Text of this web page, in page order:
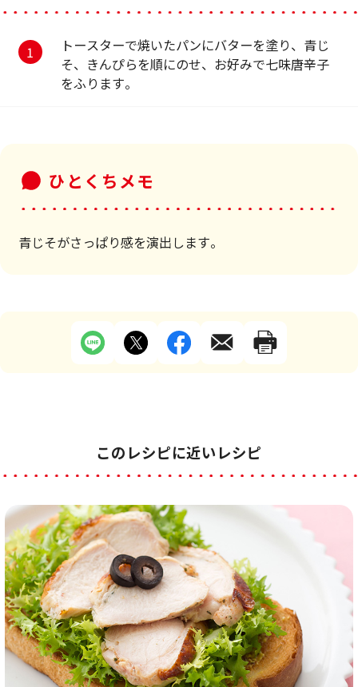
トースターで焼いたパンにバターを塗り、青じ
そ、きんぴらを順にのせ、お好みで七味唐辛子
をふります。
ひとくちメモ
青じそがさっぱり感を演出します。
このレシピに近いレシピ